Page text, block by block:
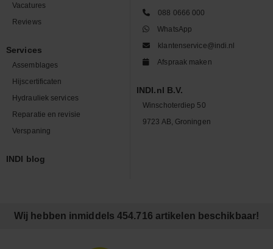
Vacatures
Reviews
Services
Assemblages
Hijscertificaten
Hydrauliek services
Reparatie en revisie
Verspaning
INDI blog
088 0666 000
WhatsApp
klantenservice@indi.nl
Afspraak maken
INDI.nl B.V.
Winschoterdiep 50
9723 AB, Groningen
Wij hebben inmiddels 454.716 artikelen beschikbaar!